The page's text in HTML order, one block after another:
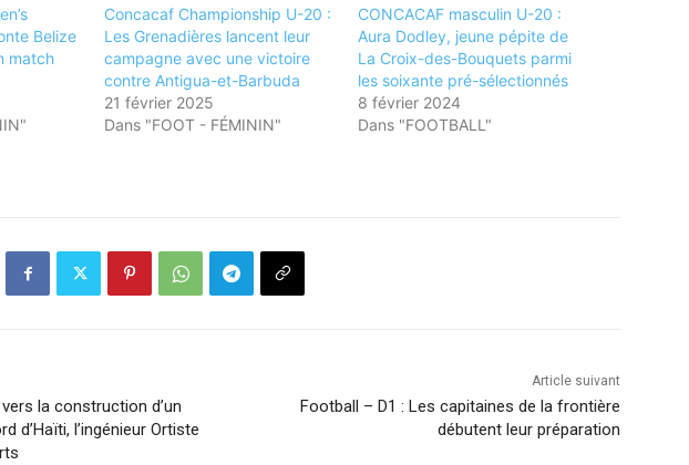
Belize
match
Concacaf Championship U-20 :
Les Grenadières lancent leur
campagne avec une victoire
contre Antigua-et-Barbuda
21 février 2025
Dans "FOOT - FÉMININ"
CONCACAF masculin U-20 :
Aura Dodley, jeune pépite de
La Croix-des-Bouquets parmi
les soixante pré-sélectionnés
8 février 2024
Dans "FOOTBALL"
la construction d’un
d’Haïti, l’ingénieur Ortiste
Article suivant
Football – D1 : Les capitaines de la frontière
débutent leur préparation